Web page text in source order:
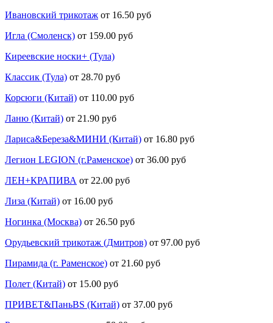
Ивановский трикотаж от 16.50 руб
Игла (Смоленск) от 159.00 руб
Киреевские носки+ (Тула)
Классик (Тула) от 28.70 руб
Корсюги (Китай) от 110.00 руб
Ланю (Китай) от 21.90 руб
Лариса&Береза&МИНИ (Китай) от 16.80 руб
Легион LEGION (г.Раменское) от 36.00 руб
ЛЕН+КРАПИВА от 22.00 руб
Лиза (Китай) от 16.00 руб
Ногинка (Москва) от 26.50 руб
Орудьевский трикотаж (Дмитров) от 97.00 руб
Пирамида (г. Раменское) от 21.60 руб
Полет (Китай) от 15.00 руб
ПРИВЕТ&ПаньBS (Китай) от 37.00 руб